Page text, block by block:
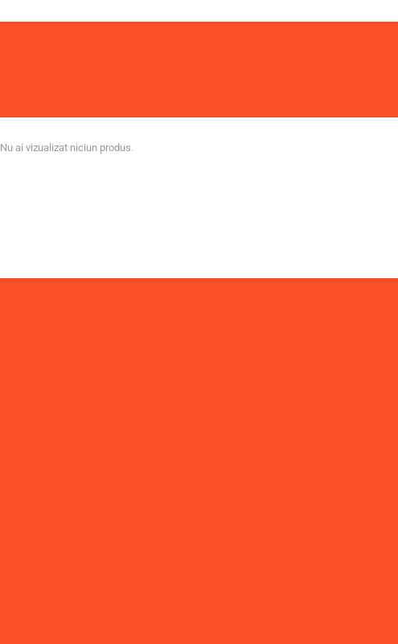
Nu ai vizualizat niciun produs.